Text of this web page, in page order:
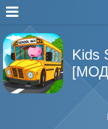
Kids
[МОД